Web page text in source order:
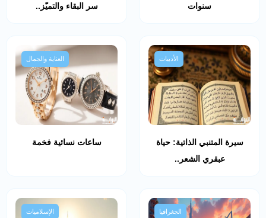
سنوات
سر البقاء والتميّز..
الأدبيات
سيرة المتنبي الذاتية: حياة
عبقري الشعر..
العناية والجمال
ساعات نسائية فخمة
الجغرافيا الإسلاميات